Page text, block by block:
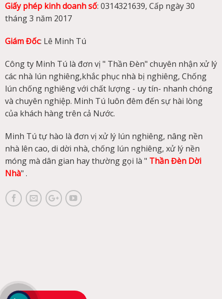
Giấy phép kinh doanh số: 0314321639, Cấp ngày 30
tháng 3 năm 2017
Giám Đốc: Lê Minh Tú
Công ty Minh Tú là đơn vị " Thần Đèn" chuyên nhận xử lý
các nhà lún nghiêng,khắc phục nhà bị nghiêng, Chống
lún chống nghiêng với chất lượng - uy tín- nhanh chóng
và chuyên nghiệp. Minh Tú luôn đêm đến sự hài lòng
của khách hàng trên cả Nước.
Minh Tú tự hào là đơn vị xử lý lún nghiêng, nâng nền
nhà lên cao, di dời nhà, chống lún nghiêng, xử lý nền
móng mà dân gian hay thường gọi là " Thần Đèn Dời
Nhà" .